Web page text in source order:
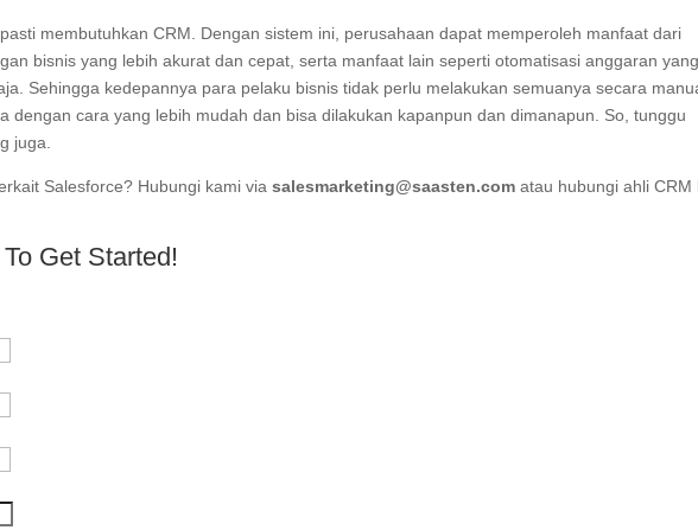
membutuhkan CRM. Dengan sistem ini, perusahaan dapat memperoleh manfaat dari
bisnis yang lebih akurat dan cepat, serta manfaat lain seperti otomatisasi anggaran yang
Sehingga kedepannya para pelaku bisnis tidak perlu melakukan semuanya secara
dengan cara yang lebih mudah dan bisa dilakukan kapanpun dan dimanapun. So, tunggu
juga.
Salesforce? Hubungi kami viasalesmarketing@saasten.com atau hubungi ahli CRM
Get Started!